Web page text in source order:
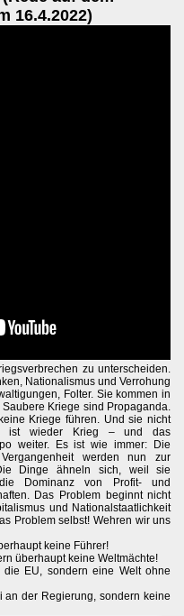
16.4.2022)
zu unterscheiden.
Nationalismus und Verrohung
Folter. Sie kommen in
Kriege sind Propaganda.
Kriege führen. Und sie nicht
ist wieder Krieg – und das
weiter. Es ist wie immer: Die
werden nun zur
Dinge ähneln sich, weil sie
Dominanz von Profit- und
Das Problem beginnt nicht
und Nationalstaatlichkeit
Problem selbst! Wehren wir uns
keine Führer!
überhaupt keine Weltmächte!
EU, sondern eine Welt ohne
der Regierung, sondern keine